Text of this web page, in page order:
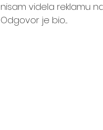
nisam videla reklamu
Odgovor je bio....